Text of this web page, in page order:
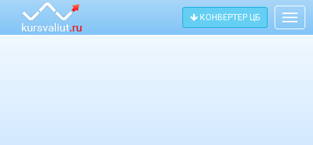
КОНВЕРТЕР ЦБ